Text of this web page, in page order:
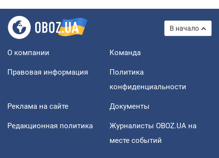
В начало
О компании Команда
Правовая информация
Политика
конфиденциальности
Реклама на сайте Документы
Редакционная политика
Журналисты OBOZ.UA на
месте событий